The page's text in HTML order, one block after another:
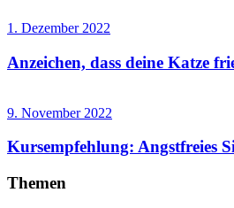
1. Dezember 2022
Anzeichen, dass deine Katze
9. November 2022
Kursempfehlung: Angstfreies
Themen